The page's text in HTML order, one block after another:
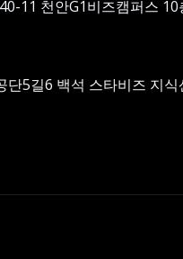
11 천안G1비즈캠퍼스 10
단5길6 백석 스타비즈 지식